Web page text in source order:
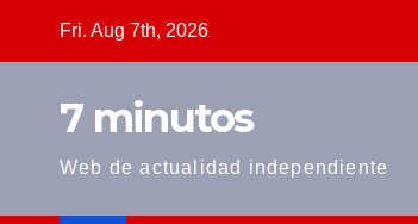
Fri. Aug 7th, 2026
7 minutos
Web de actualidad independiente